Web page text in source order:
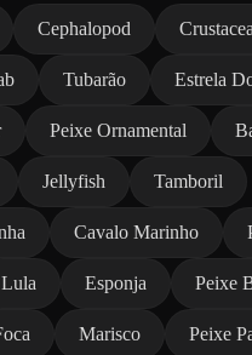
Cephalopod
Tubarão Estrela
Peixe Ornamental
Jellyfish Tamboril
Cavalo Marinho
Lula Esponja Peixe
Marisco Peixe